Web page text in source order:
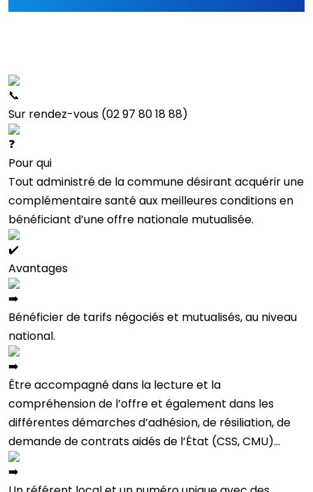
Sur rendez-vous (02 97 80 18 88)
Pour qui
Tout administré de la commune désirant acquérir une
complémentaire santé aux meilleures conditions en
bénéficiant d’une offre nationale mutualisée.
Avantages
Bénéficier de tarifs négociés et mutualisés, au niveau
national.
Être accompagné dans la lecture et la
compréhension de l’offre et également dans les
différentes démarches d’adhésion, de résiliation, de
demande de contrats aidés de l’État (CSS, CMU)…